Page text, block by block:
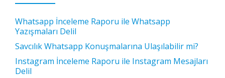
Whatsapp İnceleme Raporu ile Whatsapp
Yazışmaları Delil
Savcılık Whatsapp Konuşmalarına Ulaşılabilir mi?
Instagram İnceleme Raporu ile Instagram Mesajları
Delil